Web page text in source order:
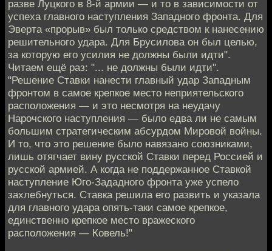
разве Луцкого в 8-й армии — и то в зависимости от
успеха главного наступления Западного фронта. Для
Эверта «прорыв» был только средством к нанесению
решительного удара. Для Брусилова он был целью,
за которую его усилия не должны были идти".
Читаем ещё раз: "... не должны были идти".
"Решение Ставки нанести главный удар Западным
фронтом в самое крепкое место неприятельского
расположения — и это несмотря на неудачу
Нарочского наступления — было едва ли не самым
большим стратегическим абсурдом Мировой войны.
И то, что это решение было навязано союзниками,
лишь отягчает вину русской Ставки перед Россией и
русской армией. А когда не поддержанное Ставкой
наступление Юго-Зададного фронта уже успело
захлебнуться. Ставка решила его развить и указала
для главного удара опять-таки самое крепкое,
единственно крепкое место вражеского
расположения — Ковель!"